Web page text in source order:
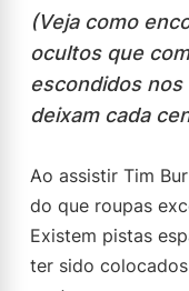
(Veja como
ocultos que
escondidos
deixam cada
Ao assistir Tim
do que roupas
Existem pistas
ter sido